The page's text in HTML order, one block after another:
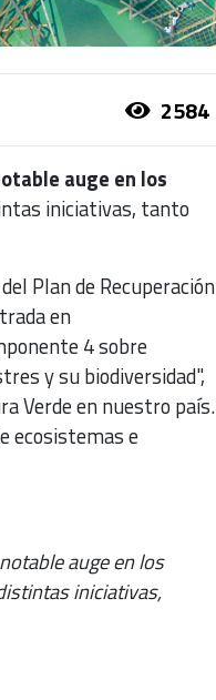
2584
auge en los
iniciativas, tanto
Plan de Recuperación
en
4 sobre
y su biodiversidad",
Verde en nuestro país.
ecosistemas e
auge en los
iniciativas,